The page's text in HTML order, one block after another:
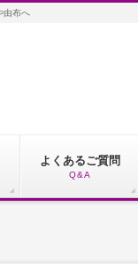
由布へ
よくあるご質問
Q&A